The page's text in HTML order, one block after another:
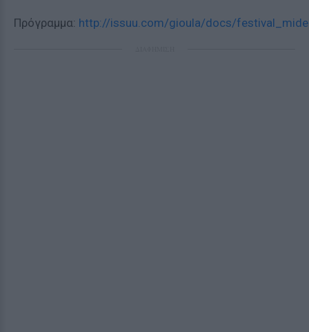
Πρόγραμμα: http://issuu.com/gioula/docs/